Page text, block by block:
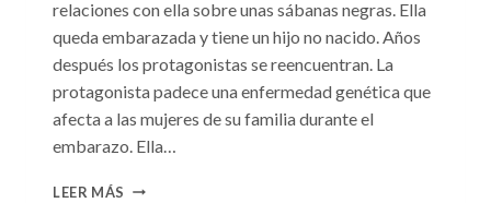
relaciones con ella sobre unas sábanas negras. Ella
queda embarazada y tiene un hijo no nacido. Años
después los protagonistas se reencuentran. La
protagonista padece una enfermedad genética que
afecta a las mujeres de su familia durante el
embarazo. Ella…
LEER MÁS CONSULTA